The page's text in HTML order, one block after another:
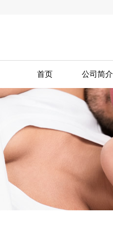
首页 公司简介